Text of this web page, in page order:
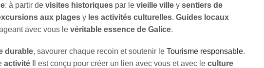
: à partir de visites historiques par le vieille ville y sentiers de
aux plages y les activités culturelles. Guides locaux
avec vous le véritable essence de Galice.
durable, savourer chaque recoin et soutenir le Tourisme responsable.
activité Il est conçu pour créer un lien avec vous et avec le culture